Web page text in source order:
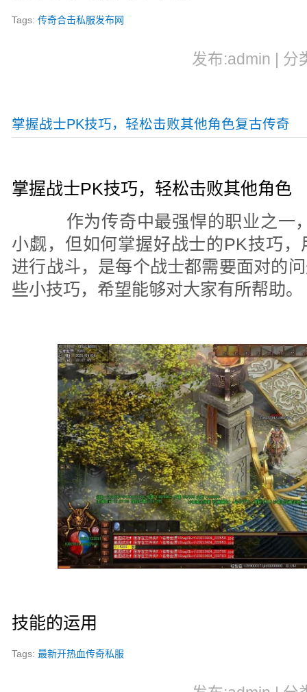
Tags:传奇合击私服发布网
发布:admin | 分
掌握战士PK技巧，轻松击败其他角色复古传奇
掌握战士PK技巧，轻松击败其他角色
作为传奇中最强悍的职业之一
小觑，但如何掌握好战士的PK技巧
进行战斗，是每个战士都需要面对的
些小技巧，希望能够对大家有所帮助。
技能的运用
Tags:最新开热血传奇私服